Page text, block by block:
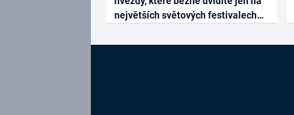
největších světových festivalech